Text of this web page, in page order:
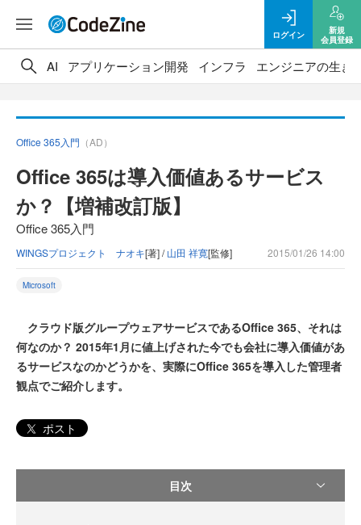
ログイン
新規
会員登録
AI アプリケーション開発 インフラ エンジニアの生き
Office 365入門 （AD）
Office 365は導入価値あるサービス
か？【増補改訂版】
Office 365入門
WINGSプロジェクト ナオキ[著] /山田 祥寛[監修] 2015/01/26 14:00
Microsoft
クラウド版グループウェアサービスであるOffice 365、それは
何なのか？ 2015年1月に値上げされた今でも会社に導入価値があ
るサービスなのかどうかを、実際にOffice 365を導入した管理者
観点でご紹介します。
ポスト
目次